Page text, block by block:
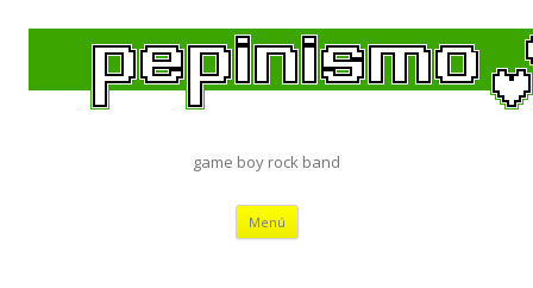
game boy rock band
Menú Saltar
contenido